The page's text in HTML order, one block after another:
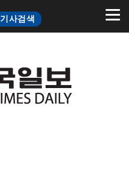
기사검색